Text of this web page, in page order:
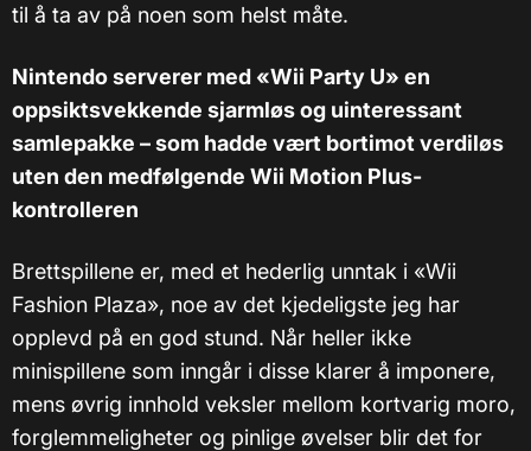
til å ta av på noen som helst måte.
Nintendo serverer med «Wii Party U» en
oppsiktsvekkende sjarmløs og uinteressant
samlepakke – som hadde vært bortimot verdiløs
uten den medfølgende Wii Motion Plus-
kontrolleren
Brettspillene er, med et hederlig unntak i «Wii
Fashion Plaza», noe av det kjedeligste jeg har
opplevd på en god stund. Når heller ikke
minispillene som inngår i disse klarer å imponere,
mens øvrig innhold veksler mellom kortvarig moro,
forglemmeligheter og pinlige øvelser blir det for